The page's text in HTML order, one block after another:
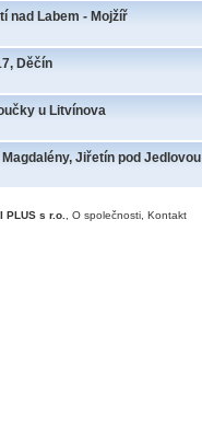
nad Labem - Mojžíř
Děčín
u Litvínova
Jiřetín pod Jedlovou
PLUS s r.o. O společnosti Kontakt